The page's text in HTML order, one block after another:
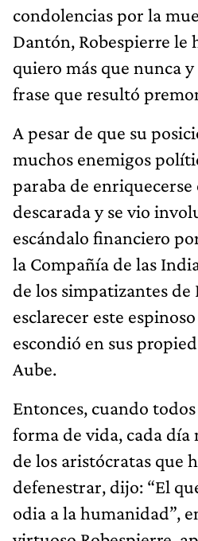
condolencias por la
Dantón, Robespierre le
quiero más que nunca
frase que resultó
A pesar de que su
muchos enemigos
paraba de
descarada y se vio
escándalo financiero
la Compañía de las
de los simpatizantes de
esclarecer este
escondió en sus
Aube.
Entonces, cuando
forma de vida, cada día
de los aristócratas que
defenestrar, dijo: “El
odia a la humanidad”,